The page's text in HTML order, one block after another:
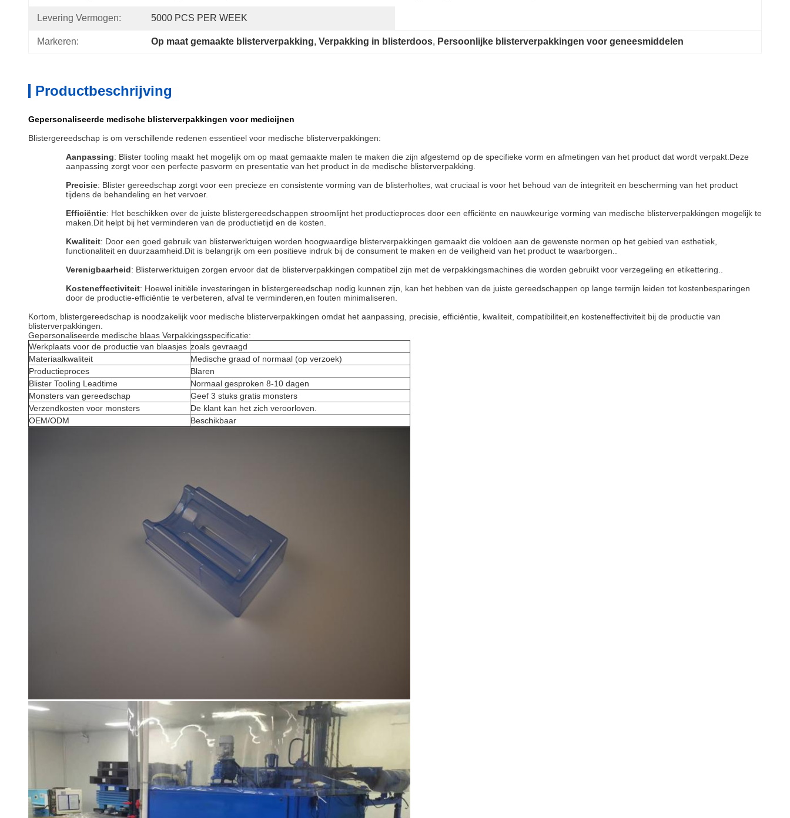
Levering Vermogen: 5000 PCS PER WEEK
Markeren: Op maat gemaakte blisterverpakking, Verpakking in blisterdoos, Persoonlijke blisterverpakkingen voor geneesmiddelen
Productbeschrijving
Gepersonaliseerde medische blisterverpakkingen voor medicijnen
Blistergereedschap is om verschillende redenen essentieel voor medische blisterverpakkingen:
Aanpassing: Blister tooling maakt het mogelijk om op maat gemaakte malen te maken die zijn afgestemd op de specifieke vorm en afmetingen van het product dat wordt verpakt.Deze
aanpassing zorgt voor een perfecte pasvorm en presentatie van het product in de medische blisterverpakking.
Precisie: Blister gereedschap zorgt voor een precieze en consistente vorming van de blisterholtes, wat cruciaal is voor het behoud van de integriteit en bescherming van het product
tijdens de behandeling en het vervoer.
Efficiëntie: Het beschikken over de juiste blistergereedschappen stroomlijnt het productieproces door een efficiënte en nauwkeurige vorming van medische blisterverpakkingen mogelijk te
maken.Dit helpt bij het verminderen van de productietijd en de kosten.
Kwaliteit: Door een goed gebruik van blisterwerktuigen worden hoogwaardige blisterverpakkingen gemaakt die voldoen aan de gewenste normen op het gebied van esthetiek,
functionaliteit en duurzaamheid.Dit is belangrijk om een positieve indruk bij de consument te maken en de veiligheid van het product te waarborgen..
Verenigbaarheid: Blisterwerktuigen zorgen ervoor dat de blisterverpakkingen compatibel zijn met de verpakkingsmachines die worden gebruikt voor verzegeling en etikettering..
Kosteneffectiviteit: Hoewel initiële investeringen in blistergereedschap nodig kunnen zijn, kan het hebben van de juiste gereedschappen op lange termijn leiden tot kostenbesparingen
door de productie-efficiëntie te verbeteren, afval te verminderen,en fouten minimaliseren.
Kortom, blistergereedschap is noodzakelijk voor medische blisterverpakkingen omdat het aanpassing, precisie, efficiëntie, kwaliteit, compatibiliteit,en kosteneffectiviteit bij de productie van
blisterverpakkingen.
Gepersonaliseerde medische blaas Verpakkingsspecificatie:
Werkplaats voor de productie van blaasjes zoals gevraagd
Materiaalkwaliteit
Medische graad of normaal (op verzoek)
Productieproces
Blaren
Blister Tooling Leadtime
Normaal gesproken 8-10 dagen
Monsters van gereedschap
Geef 3 stuks gratis monsters
Verzendkosten voor monsters
De klant kan het zich veroorloven.
OEM/ODM
Beschikbaar